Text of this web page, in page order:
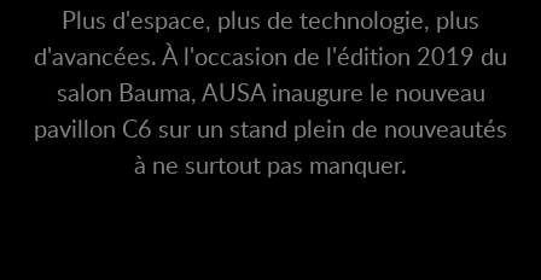
Plus d'espace, plus de technologie, plus
d'avancées. À l'occasion de l'édition 2019 du
salon Bauma, AUSA inaugure le nouveau
pavillon C6 sur un stand plein de nouveautés
à ne surtout pas manquer.